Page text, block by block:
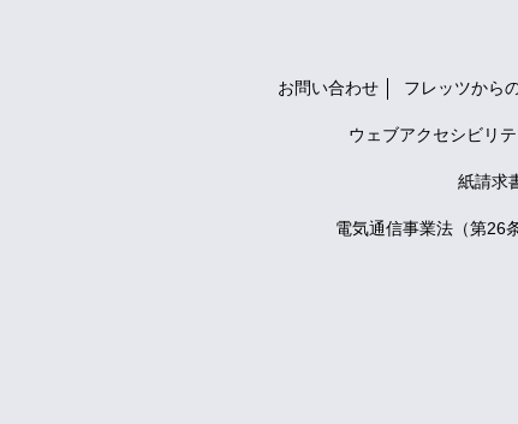
お問い合わせ フレッツから
ウェブアクセシビリ
紙請求
電気通信事業法（第26